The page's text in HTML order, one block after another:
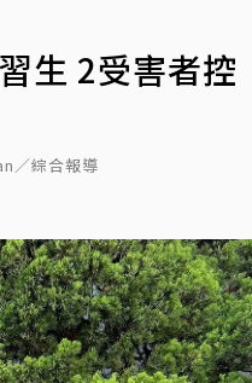
生 2受害者控
／綜合報導